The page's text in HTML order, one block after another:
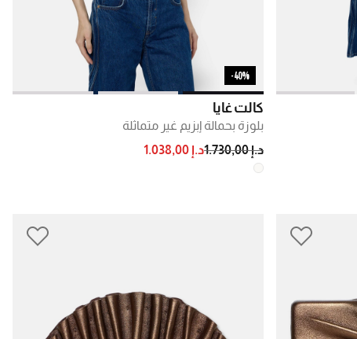
40%-
كالت غايا
بلوزة بحمالة إبزيم غير متماثلة
PRICE REDUCED FROM
د.إ 1.730,00 TO
د.إ 1.038,00